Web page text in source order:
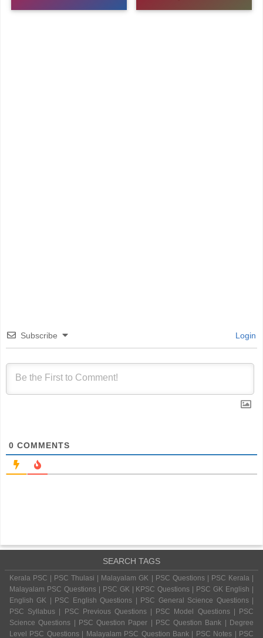
Subscribe Login
0 COMMENTS
SEARCH TAGS
Kerala PSC | PSC Thulasi | Malayalam GK | PSC Questions | PSC Kerala |
Malayalam PSC Questions | PSC GK | KPSC Questions | PSC GK English |
English GK | PSC English Questions | PSC General Science Questions |
PSC Syllabus | PSC Previous Questions | PSC Model Questions | PSC
Science Questions | PSC Question Paper | PSC Question Bank | Degree
Level PSC Questions | Malayalam PSC Question Bank | PSC Notes | PSC